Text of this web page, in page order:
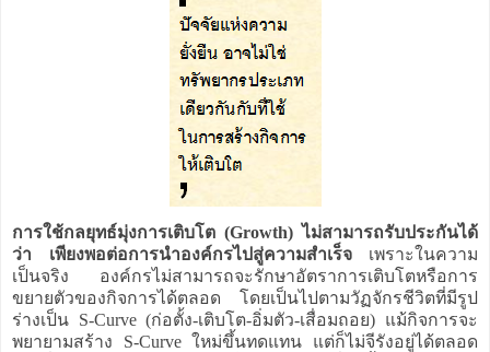
การใช้กลยุทธ์มุ่งการเติบโต (Growth) ไม่สามารถรับประกันได้
ว่า เพียงพอต่อการนำองค์กรไปสู่ความสำเร็จเพราะในความ
เป็นจริง องค์กรไม่สามารถจะรักษาอัตราการเติบโตหรือการ
ขยายตัวของกิจการได้ตลอด โดยเป็นไปตามวัฏจักรชีวิตที่มีรูป
ร่างเป็น S-Curve (ก่อตั้ง-เติบโต-อิ่มตัว-เสื่อมถอย) แม้กิจการจะ
พยายามสร้าง S-Curve ใหม่ขึ้นทดแทน แต่ก็ไม่จีรังอยู่ได้ตลอด